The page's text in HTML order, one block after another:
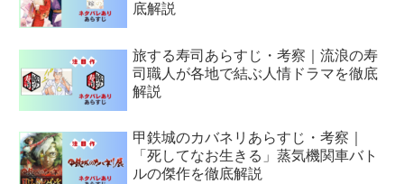
底解説
旅する寿司あらすじ・考察｜流浪の寿
司職人が各地で結ぶ人情ドラマを徹底
解説
甲鉄城のカバネリあらすじ・考察｜
「死してなお生きる」蒸気機関車バト
ルの傑作を徹底解説